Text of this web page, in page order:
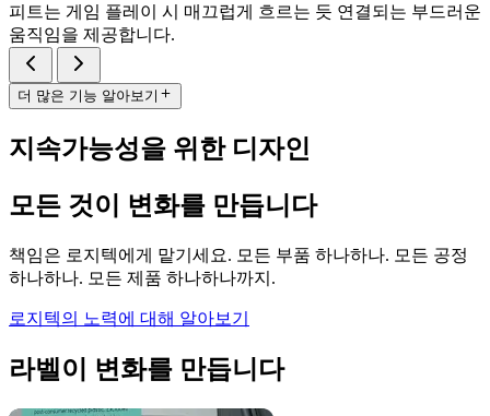
피트는 게임 플레이 시 매끄럽게 흐르는 듯 연결되는 부드러운
움직임을 제공합니다.
더 많은 기능 알아보기
지속가능성을 위한 디자인
모든 것이 변화를 만듭니다
책임은 로지텍에게 맡기세요. 모든 부품 하나하나. 모든 공정
하나하나. 모든 제품 하나하나까지.
로지텍의 노력에 대해 알아보기
라벨이 변화를 만듭니다